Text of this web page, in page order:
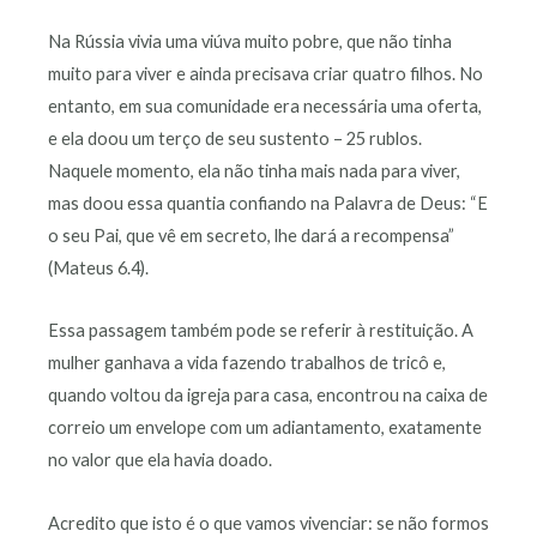
Na Rússia vivia uma viúva muito pobre, que não tinha
muito para viver e ainda precisava criar quatro filhos. No
entanto, em sua comunidade era necessária uma oferta,
e ela doou um terço de seu sustento – 25 rublos.
Naquele momento, ela não tinha mais nada para viver,
mas doou essa quantia confiando na Palavra de Deus: “E
o seu Pai, que vê em secreto, lhe dará a recompensa”
(Mateus 6.4).
Essa passagem também pode se referir à restituição. A
mulher ganhava a vida fazendo trabalhos de tricô e,
quando voltou da igreja para casa, encontrou na caixa de
correio um envelope com um adiantamento, exatamente
no valor que ela havia doado.
Acredito que isto é o que vamos vivenciar: se não formos